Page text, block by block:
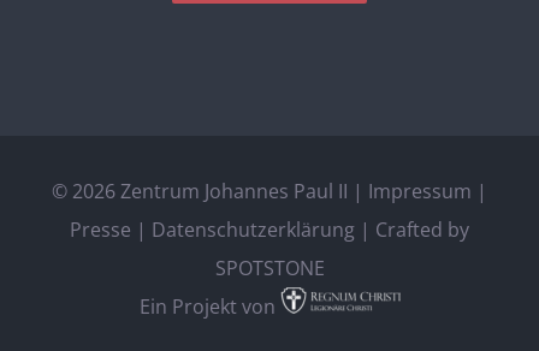
© 2026 Zentrum Johannes Paul II | Impressum |
Presse | Datenschutzerklärung | Crafted by
SPOTSTONE
Ein Projekt von